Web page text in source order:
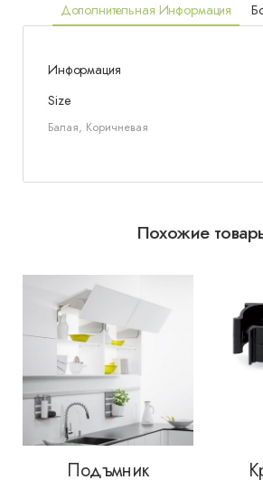
Дополнительная Информация
Информация
Size
Балая, Коричневая
Похожие
Подъмник